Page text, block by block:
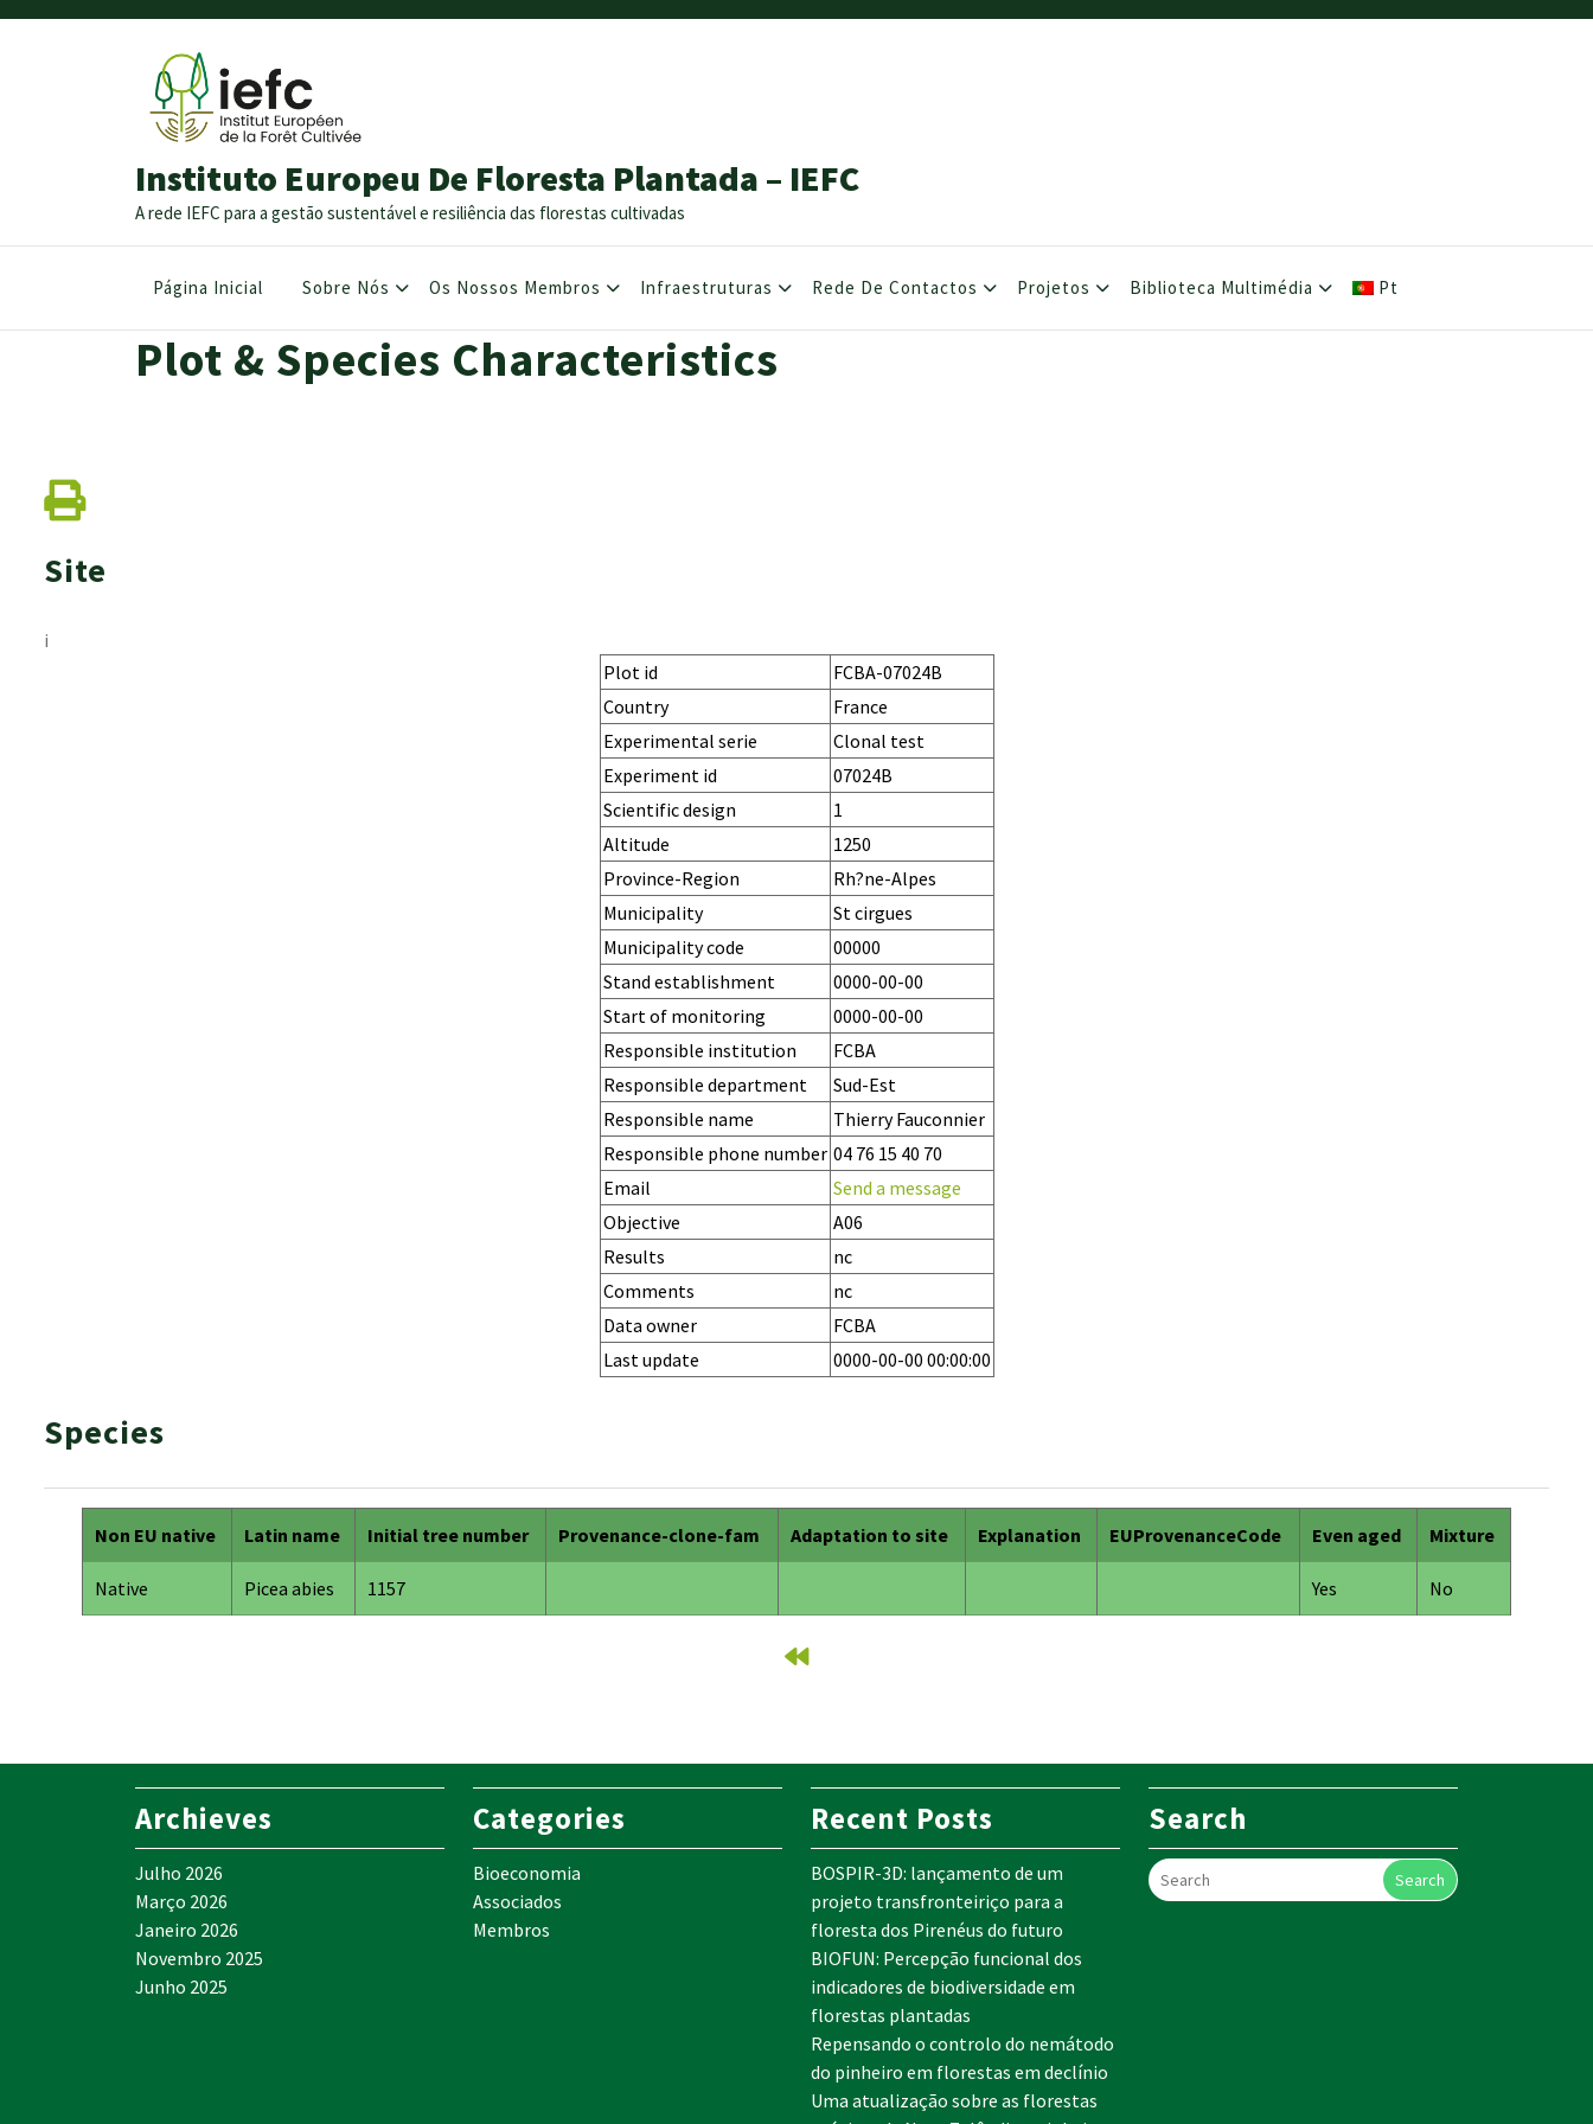
Instituto Europeu De Floresta Plantada – IEFC
A rede IEFC para a gestão sustentável e resiliência das florestas cultivadas
Página Inicial Sobre Nós Os Nossos Membros Infraestruturas Rede De Contactos Projetos Biblioteca Multimédia Pt
Plot & Species Characteristics
Site
i
Plot id
FCBA-07024B
Country
France
Experimental serie
Clonal test
Experiment id
07024B
URL
Scientific design
1
Altitude
1250
Province-Region
Rh?ne-Alpes
Municipality
St cirgues
Municipality code
00000
Local name
Stand establishment
0000-00-00
Stand removal
Start of monitoring
0000-00-00
End of monitoring
Responsible institution
FCBA
Responsible department
Sud-Est
Responsible name
Thierry Fauconnier
Responsible phone number 04 76 15 40 70
Email
Send a message
Objective
A06
Results
nc
Comments
nc
Data owner
FCBA
Last update
0000-00-00 00:00:00
Species
Non EU native Latin name Initial tree number Provenance-clone-fam Adaptation to site Explanation EUProvenanceCode Even aged Mixture
Native Picea abies 1157 Yes No
Archieves
Julho 2026
Março 2026
Janeiro 2026
Novembro 2025
Junho 2025
Categories
Bioeconomia
Associados
Membros
Recent Posts
BOSPIR-3D: lançamento de um
projeto transfronteiriço para a
floresta dos Pirenéus do futuro
BIOFUN: Percepção funcional dos
indicadores de biodiversidade em
florestas plantadas
Repensando o controlo do nemátodo
do pinheiro em florestas em declínio
Uma atualização sobre as florestas
Search
Search